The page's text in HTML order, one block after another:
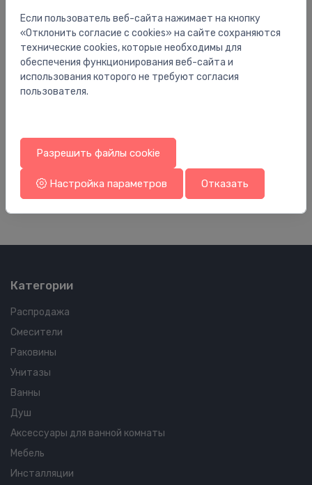
Мыльницы
ziepju trauks Porto, melns
Категории
Распродажа
Смесители
Раковины
Унитазы
Ванны
Душ
Аксессуары для ванной комнаты
Мебель
Инсталляции
Если пользователь веб-сайта нажимает на кнопку
«Отклонить согласие с cookies» на сайте сохраняются
технические cookies, которые необходимы для
обеспечения функционирования веб-сайта и
использования которого не требуют согласия
пользователя.
Разрешить файлы cookie
Настройка параметров Отказать